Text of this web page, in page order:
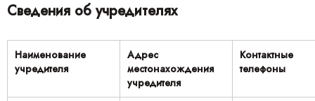
Сведения об учредителях
Наименование
учредителя
Адрес
местонахождения
учредителя
Контактные
телефоны